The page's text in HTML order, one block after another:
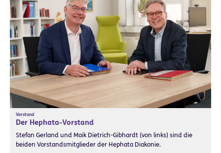
Vorstand
Der Hephata-Vorstand
Stefan Gerland und Maik Dietrich-Gibhardt (von links) sind die
beiden Vorstandsmitglieder der Hephata Diakonie.